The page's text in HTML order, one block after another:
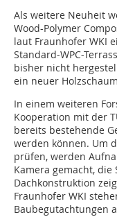
Als weitere Neuheit
Wood-Polymer
laut Fraunhofer WKI
Standard-WPC-
bisher nicht
ein neuer
In einem weiteren
Kooperation mit der
bereits bestehende
werden können. Um
prüfen, werden
Kamera gemacht,
Dachkonstruktion
Fraunhofer WKI
Baubegutachtungen